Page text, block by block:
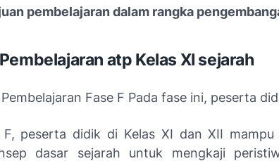
pembelajaran dalam rangka
atp Kelas XI sejarah
Fase F Pada fase ini, peserta
F, peserta didik di Kelas XI dan XII mampu
dasar sejarah untuk mengkaji